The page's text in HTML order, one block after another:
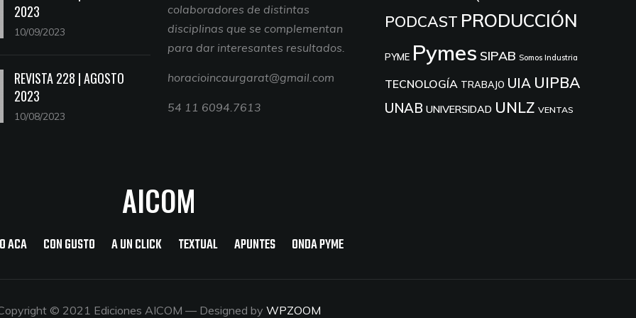
2023
10/09/2023
REVISTA 228 | AGOSTO
2023
10/08/2023
colaboradores de distintas
disciplinas que se complementan
para dar interesantes resultados.
horacioincaurgarat@gmail.com
54 11 6094.7613
PODCAST PRODUCCIÓN
PYME Pymes SIPAB Somos Industria
TECNOLOGÍA TRABAJO UIA UIPBA
UNAB UNIVERSIDAD UNLZ VENTAS
AICOM
ACA CON GUSTO A UN CLICK TEXTUAL APUNTES ONDA PYME
© 2021 Ediciones AICOM — Designed by WPZOOM